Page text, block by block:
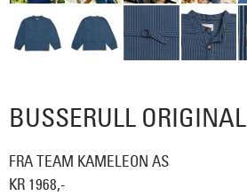
BUSSERULL ORIGINAL
FRA TEAM KAMELEON AS
KR 1968,-